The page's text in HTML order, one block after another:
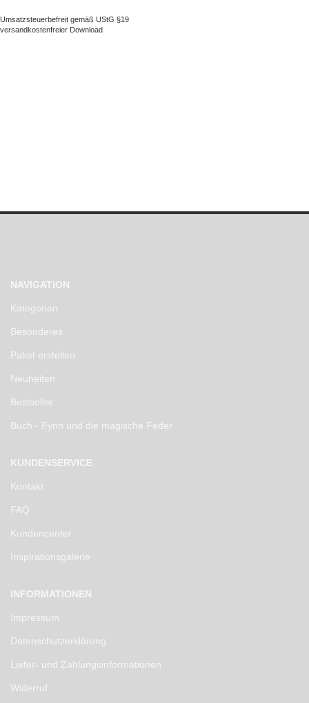
Umsatzsteuerbefreit gemäß UStG §19
versandkostenfreier Download
NAVIGATION
Kategorien
Besonderes
Paket erstellen
Neuheiten
Bestseller
Buch - Fynn und die magische Feder
KUNDENSERVICE
Kontakt
FAQ
Kundencenter
Inspirationsgalerie
INFORMATIONEN
Impressum
Datenschutzerklärung
Liefer- und Zahlungsinformationen
Widerruf